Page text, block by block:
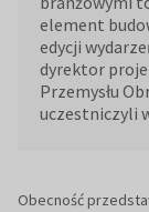
element
edycji
dyrektor
Przemysłu
uczestniczyli
Obecność